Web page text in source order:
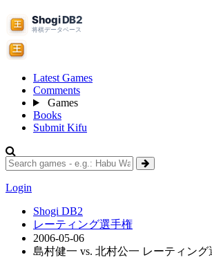
Latest Games
Comments
Games
Books
Submit Kifu
Login
Shogi DB2
レーティング選手権
2006-05-06
島村健一 vs. 北村公一 レーティング